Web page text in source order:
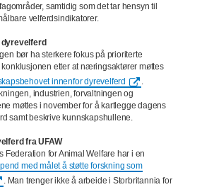
samtidig som det tar hensyn til
velferdsindikatorer.
bør ha sterkere fokus på prioriterte
konklusjonen etter at næringsaktører møttes
innenfor dyrevelferd
.
industrien, forvaltningen og
møttes i november for å kartlegge dagens
samt beskrive kunnskapshullene.
fra UFAW
Federation for Animal Welfare har i en
med målet å støtte forskning som
. Man trenger ikke å arbeide i Storbritannia for